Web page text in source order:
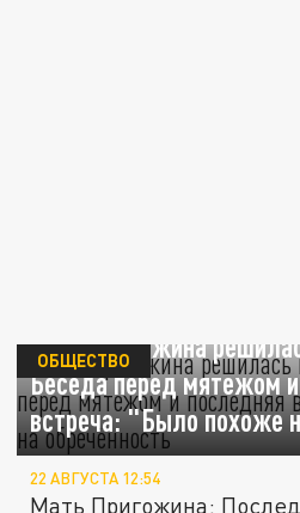
Мать Пригожина
Беседа перед мятежом
встреча: "Было похоже
ОБЩЕСТВО
22 АВГУСТА 12:54
Мать Пригожина: